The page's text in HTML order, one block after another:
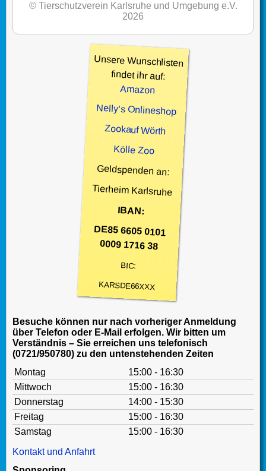
© Tierschutzverein Karlsruhe und Umgebung e.V.
2026
Unsere Wunschlisten
findet ihr auf:
Amazon
Nelly’s Onlineshop
Zookauf Wörth
Kölle Zoo
Geldspenden an:
Tierheim Karlsruhe
IBAN:
DE85 6605 0101
0009 1716 38
BIC:
KARSDE66XXX
Besuche können nur nach vorheriger Anmeldung
über Telefon oder E-Mail erfolgen. Wir bitten um
Verständnis – Sie erreichen uns telefonisch
(0721/950780) zu den untenstehenden Zeiten
Montag
15:00 - 16:30
Mittwoch
15:00 - 16:30
Donnerstag
14:00 - 15:30
Freitag
15:00 - 16:30
Samstag
15:00 - 16:30
Kontakt und Anfahrt